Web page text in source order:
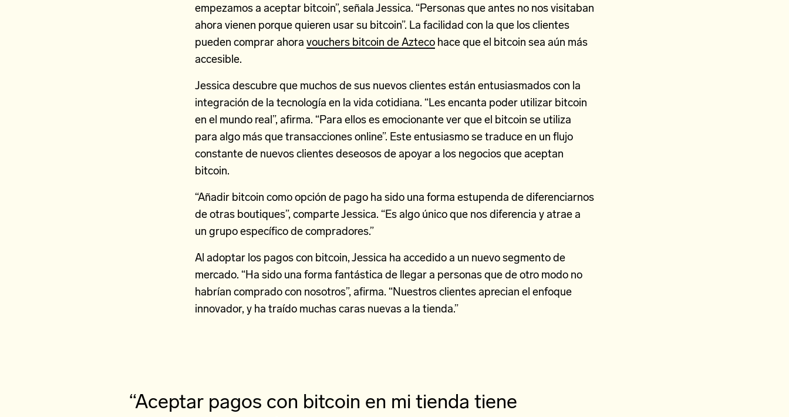
empezamos a aceptar bitcoin”, señala Jessica. “Personas que antes no nos visitaban
ahora vienen porque quieren usar su bitcoin”. La facilidad con la que los clientes
pueden comprar ahora vouchers bitcoin de Azteco hace que el bitcoin sea aún más
accesible.
Jessica descubre que muchos de sus nuevos clientes están entusiasmados con la
integración de la tecnología en la vida cotidiana. “Les encanta poder utilizar bitcoin
en el mundo real”, afirma. “Para ellos es emocionante ver que el bitcoin se utiliza
para algo más que transacciones online”. Este entusiasmo se traduce en un flujo
constante de nuevos clientes deseosos de apoyar a los negocios que aceptan
bitcoin.
“Añadir bitcoin como opción de pago ha sido una forma estupenda de diferenciarnos
de otras boutiques”, comparte Jessica. “Es algo único que nos diferencia y atrae a
un grupo específico de compradores.”
Al adoptar los pagos con bitcoin, Jessica ha accedido a un nuevo segmento de
mercado. “Ha sido una forma fantástica de llegar a personas que de otro modo no
habrían comprado con nosotros”, afirma. “Nuestros clientes aprecian el enfoque
innovador, y ha traído muchas caras nuevas a la tienda.”
“Aceptar pagos con bitcoin en mi tienda tiene